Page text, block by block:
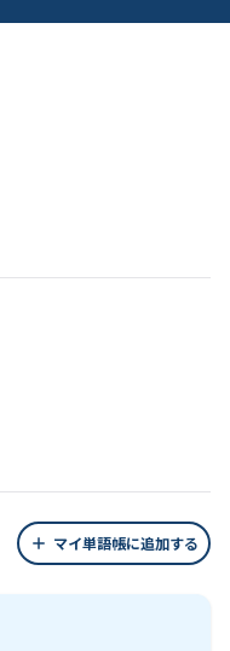
マイ単語帳に追加する